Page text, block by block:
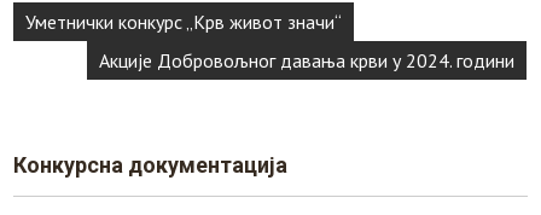
Кретање
чланка
Уметнички конкурс „Крв живот значи“
Акције Добровољног давања крви у 2024. години
Конкурснa документација